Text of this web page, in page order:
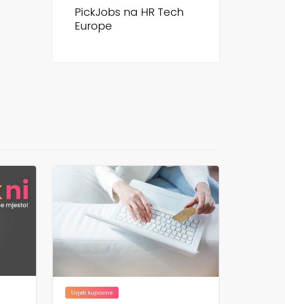
PickJobs na HR Tech
Europe
Uvjeti kupovine